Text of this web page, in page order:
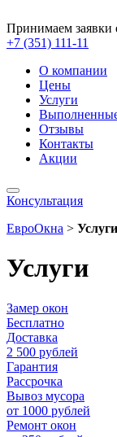
Принимаем заявки
+7 (351) 111-11
О компании
Цены
Услуги
Отзывы
Контакты
Акции
Консультация
ЕвроОкна > Услуги
Услуги
Замер окон
Бесплатно
Доставка
2 500 рублей
Гарантия
Рассрочка
Вывоз мусора
от 1000 рублей
Ремонт окон